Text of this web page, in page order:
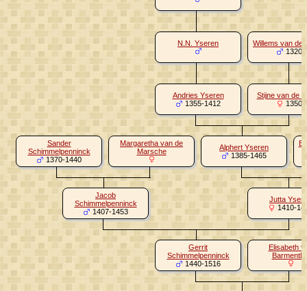
N.N. Yseren
Willems van de
1320-
Andries Yseren
1355-1412
Stijne van de
1350-
Sander
Schimmelpenninck
1370-1440
Margaretha van de
Marsche
Alphert Yseren
1385-1465
Jacob
Schimmelpenninck
1407-1453
Jutta
1410-
Gerrit
Schimmelpenninck
1440-1516
Elisabeth